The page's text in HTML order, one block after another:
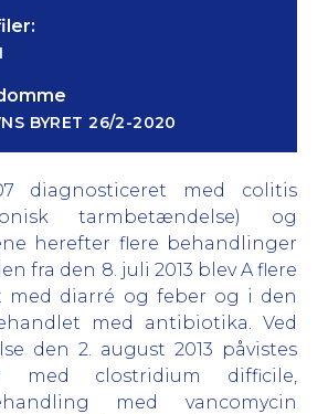
BYRET 26/2-2020
diagnosticeret med colitis
tarmbetændelse) og
herefter flere behandlinger
fra den 8. juli 2013 blev A flere
med diarré og feber og i den
med antibiotika. Ved
den 2. august 2013 påvistes
med clostridium difficile,
med vancomycin